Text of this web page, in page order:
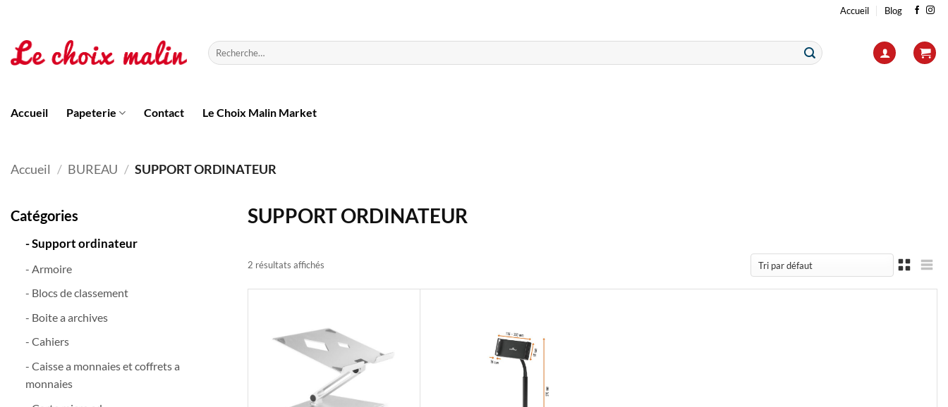
contenu
Accueil Blog
Recherche
pour :
Accueil Papeterie Contact Le Choix Malin Market
Accueil / BUREAU / SUPPORT ORDINATEUR
Catégories
- Support ordinateur
- Armoire
- Blocs de classement
- Boite a archives
- Cahiers
- Caisse a monnaies et coffrets a
monnaies
SUPPORT ORDINATEUR
2 résultats affichés